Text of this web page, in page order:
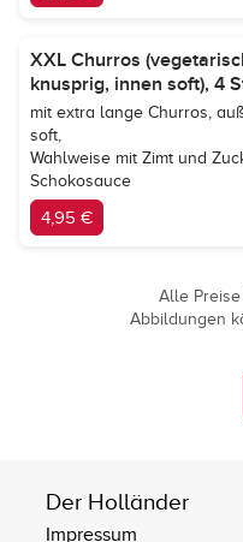
XXL Churros
knusprig, innen soft), 4
mit extra lange Churros,
soft,
Wahlweise mit Zimt und
Schokosauce
4,95 €
Alle Preise
Abbildungen
Der Holländer
Impressum